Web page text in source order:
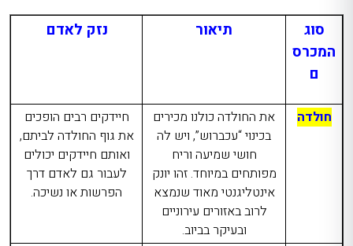
סוג
המכרס
ם
תיאור נזק לאדם
חולדה
את החולדה כולנו מכירים
בכינוי “עכברוש”, ויש לה
חושי שמיעה וריח
מפותחים במיוחד. זהו יונק
אינטליגנטי מאוד שנמצא
לרוב באזורים עירוניים
ובעיקר בביוב.
חיידקים רבים הופכים
את גוף החולדה לביתם,
ואותם חיידקים יכולים
לעבור גם לאדם דרך
הפרשות או נשיכה.